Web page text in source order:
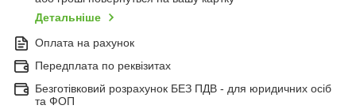
Детальніше
Оплата на рахунок
Передплата по реквізитах
Безготівковий розрахунок БЕЗ ПДВ - для юридичних осіб
та ФОП